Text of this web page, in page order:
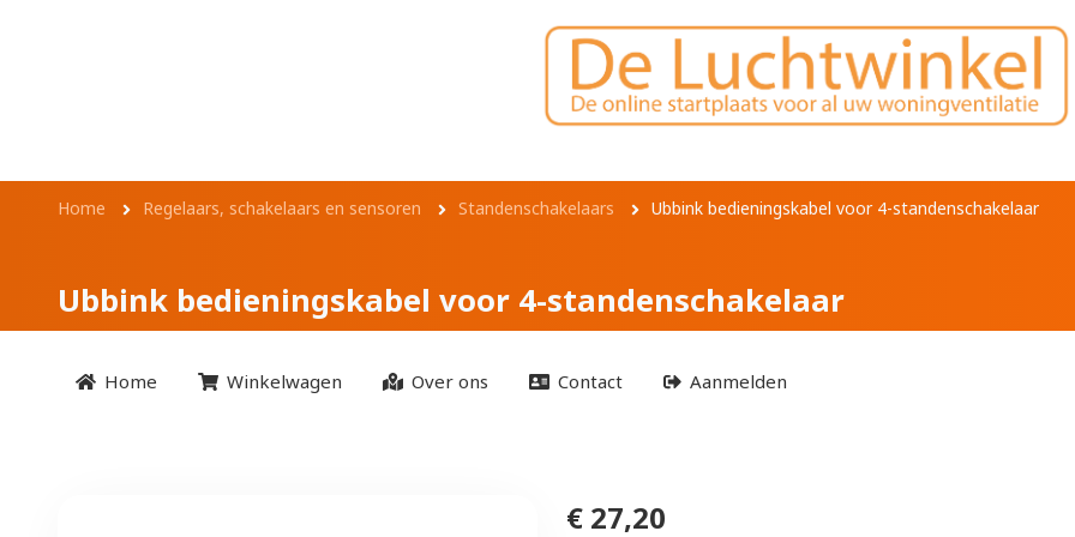
Ubbink bedieningskabel voor 4-
Kruimelpad
Home Regelaars, schakelaars en sensoren Standenschakelaars Ubbink bedieningskabel voor 4-standenschakelaar
Ubbink bedieningskabel voor 4-standenschakelaar
Home Winkelwagen Over ons Contact Aanmelden
€ 27,20